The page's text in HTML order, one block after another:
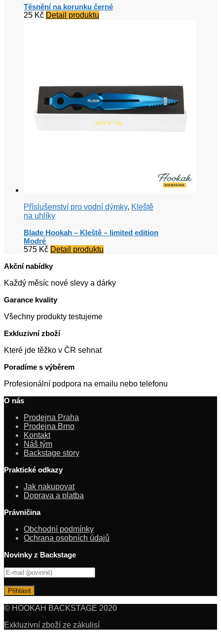
Těsnění na korunku černé
25 Kč Detail produktu
Příslušenství pro vodní dýmky, Kleště
na uhlíky
Blade Hookah – Kleště – limited edition
Modré
575 Kč Detail produktu
Akční nabídky
Každý měsíc nové slevy a dárky
Garance kvality
Všechny produkty testujeme
Exkluzivní zboží
Které jde těžko v ČR sehnat
Poradíme s výběrem
Profesionální podpora na emailu nebo telefonu
O nás
Prodejna Praha
Prodejna Brno
Kontakt
Náš tým
Backstage story
Praktické odkazy
Jak nakupovat
Doprava a platba
Právničina
Obchodní podmínky
Ochrana osobních údajů
Novinky z Backstage
© HOOKAH BACKSTAGE 2020
Exkluzivní zboží ze zákulisí